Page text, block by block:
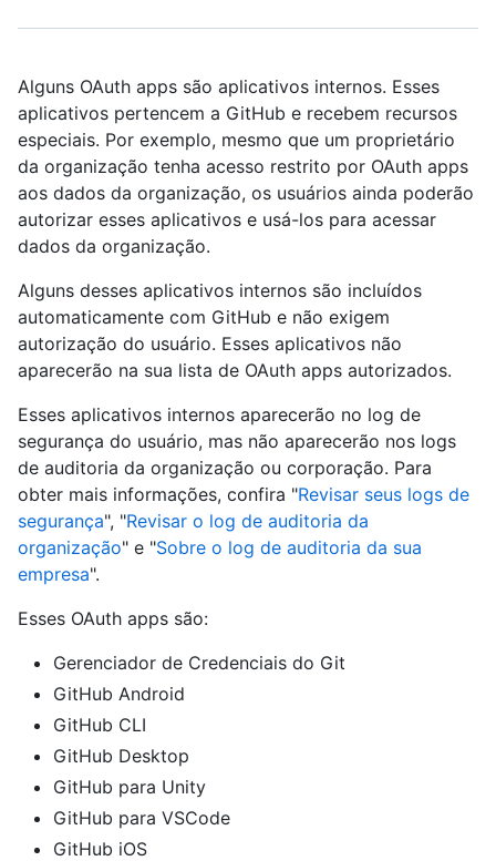
Alguns OAuth apps são aplicativos internos. Esses
aplicativos pertencem a GitHub e recebem recursos
especiais. Por exemplo, mesmo que um proprietário
da organização tenha acesso restrito por OAuth apps
aos dados da organização, os usuários ainda poderão
autorizar esses aplicativos e usá-los para acessar
dados da organização.
Alguns desses aplicativos internos são incluídos
automaticamente com GitHub e não exigem
autorização do usuário. Esses aplicativos não
aparecerão na sua lista de OAuth apps autorizados.
Esses aplicativos internos aparecerão no log de
segurança do usuário, mas não aparecerão nos logs
de auditoria da organização ou corporação. Para
obter mais informações, confira "Revisar seus logs de
segurança", "Revisar o log de auditoria da
organização" e "Sobre o log de auditoria da sua
empresa".
Esses OAuth apps são:
Gerenciador de Credenciais do Git
GitHub Android
GitHub CLI
GitHub Desktop
GitHub para Unity
GitHub para VSCode
GitHub iOS